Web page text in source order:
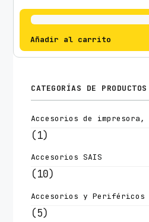
Añadir al carrito
CATEGORÍAS DE PRODUCTOS
Accesorios de
(1)
Accesorios SAIS
(10)
Accesorios y Periféricos
(5)